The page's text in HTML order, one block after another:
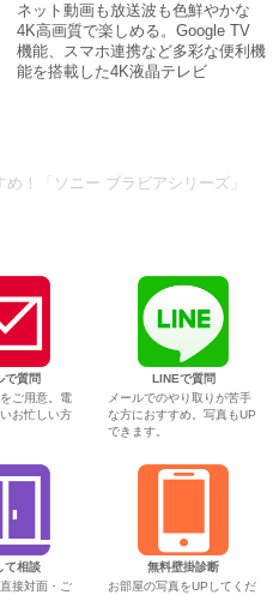
ネット動画も放送波も色鮮やかな
4K高画質で楽しめる。Google TV
機能、スマホ連携など多彩な便利機
能を搭載した4K液晶テレビ
！「ソニー ブラビアシリーズ」
で質問
ご用意。電
お忙しい方
LINEで質問
メールでのやり取りが苦手
な方におすすめ。写真もUP
できます。
て相談
接対面・ご
無料壁掛診断
お部屋の写真をUPしてくだ